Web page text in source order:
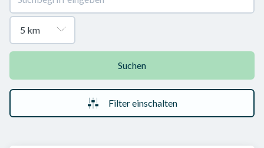
Suchen
Filter einschalten